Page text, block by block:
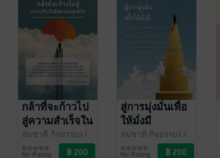
กล้าที่จะก้าวไป
สู่ความสำเร็จใน
งานและชีวิต
(Dare to step
สมชาติ กิจยรรยง /
สมชาติไอบีซี
No Rating
สู่การมุ่งมั่นเพื่อ
ให้มั่งมี
(Towards the
commitment
สมชาติ กิจยรรยง /
สมชาติไอบีซี
บริหารจัดการ
No Rating